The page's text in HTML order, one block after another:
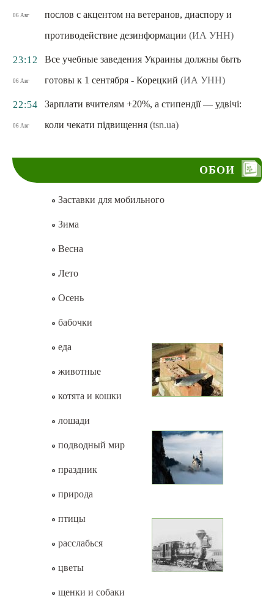
06 Авг
послов с акцентом на ветеранов, диаспору и
противодействие дезинформации (ИА УНН)
23:12
06 Авг
Все учебные заведения Украины должны быть
готовы к 1 сентября - Корецкий (ИА УНН)
22:54
06 Авг
Зарплати вчителям +20%, а стипендії — удвічі:
коли чекати підвищення (tsn.ua)
ОБОИ
Заставки для мобильного
Зима
Весна
Лето
Осень
бабочки
еда
животные
котята и кошки
лошади
подводный мир
праздник
природа
птицы
расслабься
цветы
щенки и собаки